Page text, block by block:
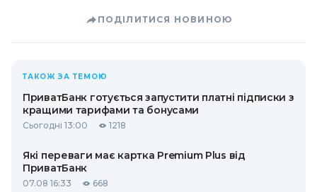
ПОДІЛИТИСЯ НОВИНОЮ
ТАКОЖ ЗА ТЕМОЮ
ПриватБанк готується запустити платні підписки з
кращими тарифами та бонусами
Сьогодні 13:00 1218
Які переваги має картка Premium Plus від
ПриватБанк
07.08 16:33 668